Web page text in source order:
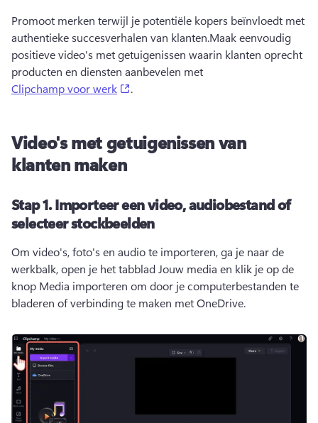
Promoot merken terwijl je potentiële kopers beïnvloedt met
authentieke succesverhalen van klanten.Maak eenvoudig
positieve video's met getuigenissen waarin klanten oprecht
producten en diensten aanbevelen met
Clipchamp voor werk
.
Video's met getuigenissen van
klanten maken
Stap 1.Importeer een video, audiobestand of
selecteer stockbeelden
Om video's, foto's en audio te importeren, ga je naar de
werkbalk, open je het tabblad Jouw media en klik je op de
knop Media importeren om door je computerbestanden te
bladeren of verbinding te maken met OneDrive.